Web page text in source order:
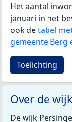
Het aantal
januari in het
ook detabel
gemeente Berg
Toelichting
Over de
De wijk